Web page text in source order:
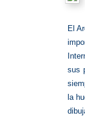
El
sus
la